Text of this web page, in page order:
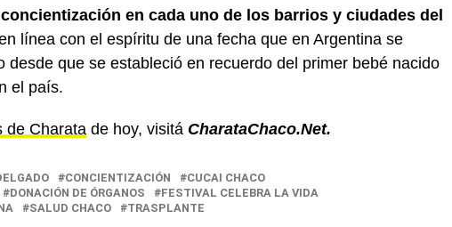
en cada uno de los barrios y ciudades del
línea con el espíritu de una fecha que en Argentina se
desde que se estableció en recuerdo del primer bebé nacido
el país.
de Charata de hoy, visitá CharataChaco.Net.
CONCIENTIZACIÓN
CUCAI CHACO
DONACIÓN DE ÓRGANOS
FESTIVAL CELEBRA LA VIDA
SALUD CHACO TRASPLANTE